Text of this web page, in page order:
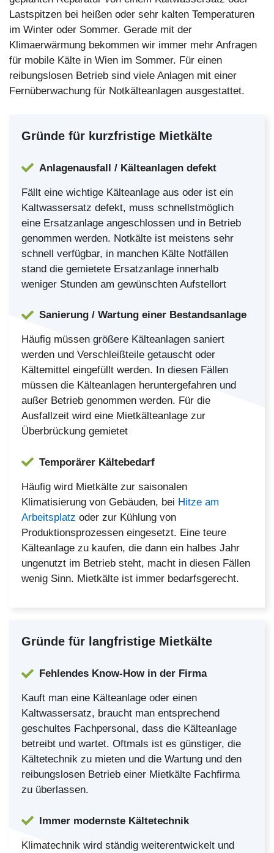
Lastspitzen bei heißen oder sehr kalten Temperaturen
im Winter oder Sommer. Gerade mit der
Klimaerwärmung bekommen wir immer mehr Anfragen
für mobile Kälte in Wien im Sommer. Für einen
reibungslosen Betrieb sind viele Anlagen mit einer
Fernüberwachung für Notkälteanlagen ausgestattet.
Gründe für kurzfristige Mietkälte
Anlagenausfall / Kälteanlagen defekt
Fällt eine wichtige Kälteanlage aus oder ist ein
Kaltwassersatz defekt, muss schnellstmöglich
eine Ersatzanlage angeschlossen und in Betrieb
genommen werden. Notkälte ist meistens sehr
schnell verfügbar, in manchen Kälte Notfällen
stand die gemietete Ersatzanlage innerhalb
weniger Stunden am gewünschten Aufstellort
Sanierung / Wartung einer Bestandsanlage
Häufig müssen größere Kälteanlagen saniert
werden und Verschleißteile getauscht oder
Kältemittel eingefüllt werden. In diesen Fällen
müssen die Kälteanlagen heruntergefahren und
außer Betrieb genommen werden. Für die
Ausfallzeit wird eine Mietkälteanlage zur
Überbrückung gemietet
Temporärer Kältebedarf
Häufig wird Mietkälte zur saisonalen
Klimatisierung von Gebäuden, bei Hitze am
Arbeitsplatz oder zur Kühlung von
Produktionsprozessen eingesetzt. Eine teure
Kälteanlage zu kaufen, die dann ein halbes Jahr
ungenutzt im Betrieb steht, macht in diesen Fällen
wenig Sinn. Mietkälte ist immer bedarfsgerecht.
Gründe für langfristige Mietkälte
Fehlendes Know-How in der Firma
Kauft man eine Kälteanlage oder einen
Kaltwassersatz, braucht man entsprechend
geschultes Fachpersonal, dass die Kälteanlage
betreibt und wartet. Oftmals ist es günstiger, die
Kältetechnik zu mieten und die Wartung und den
reibungslosen Betrieb einer Mietkälte Fachfirma
zu überlassen.
Immer modernste Kältetechnik
Klimatechnik wird ständig weiterentwickelt und